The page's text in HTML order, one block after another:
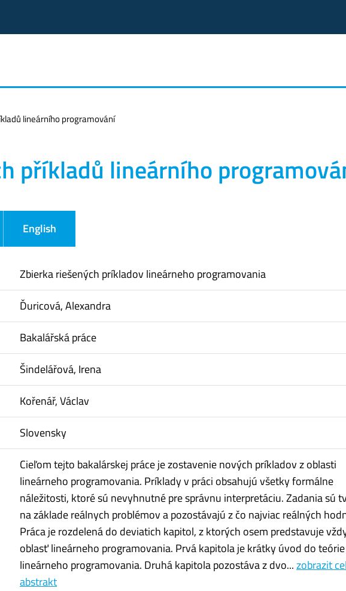
lineárního programování
příkladů lineárního
English
Zbierka riešených príkladov lineárneho programovania
Ďuricová, Alexandra
Bakalářská práce
Šindelářová, Irena
Kořenář, Václav
Slovensky
Cieľom tejto bakalárskej práce je zostavenie nových príkladov z oblasti
lineárneho programovania. Príklady v práci obsahujú všetky formálne
náležitosti, ktoré sú nevyhnutné pre správnu interpretáciu. Zadania sú
na základe reálnych problémov a pozostávajú z čo najviac reálných
Práca je rozdelená do deviatich kapitol, z ktorých osem predstavuje
oblasť lineárneho programovania. Prvá kapitola je krátky úvod do teórie
lineárneho programovania. Druhá kapitola pozostáva z dvo...zobrazit
abstrakt